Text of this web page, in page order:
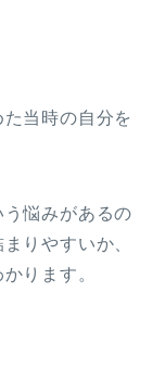
当時の自分を
悩みがあるの
りやすいか、
ります。